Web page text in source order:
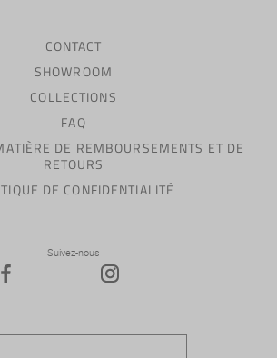
CONTACT
SHOWROOM
COLLECTIONS
FAQ
DE REMBOURSEMENTS ET DE
RETOURS
DE CONFIDENTIALITÉ
Suivez-nous